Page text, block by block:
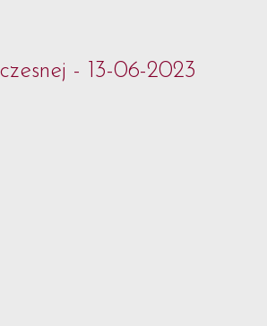
- 13-06-2023